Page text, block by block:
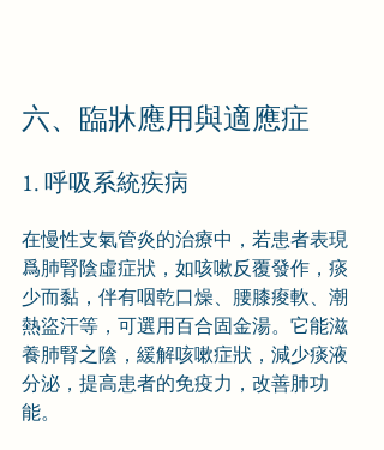
六、臨牀應用與適應症
1. 呼吸系統疾病
在慢性支氣管炎的治療中，若患者表現
爲肺腎陰虛症狀，如咳嗽反覆發作，痰
少而黏，伴有咽乾口燥、腰膝痠軟、潮
熱盜汗等，可選用百合固金湯。它能滋
養肺腎之陰，緩解咳嗽症狀，減少痰液
分泌，提高患者的免疫力，改善肺功
能。